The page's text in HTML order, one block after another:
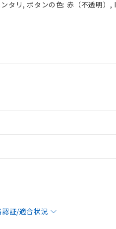
タリ, ボタンの色: 赤（不透明）,
認証/適合状況